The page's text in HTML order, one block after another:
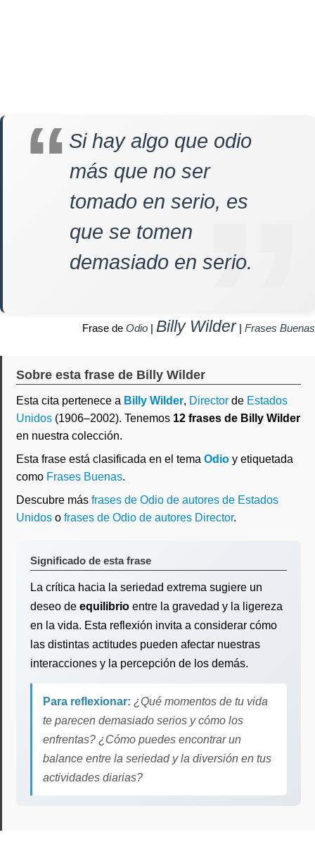
Si hay algo que odio
más que no ser
tomado en serio, es
que se tomen
demasiado en serio.
Frase de Odio | Billy Wilder| Frases Buenas
Sobre esta frase de Billy Wilder
Esta cita pertenece a Billy Wilder, Director de Estados
Unidos (1906–2002). Tenemos 12 frases de Billy Wilder
en nuestra colección.
Esta frase está clasificada en el tema Odio y etiquetada
como Frases Buenas.
Descubre más frases de Odio de autores de Estados
Unidos o frases de Odio de autores Director.
Significado de esta frase
La crítica hacia la seriedad extrema sugiere un
deseo de equilibrio entre la gravedad y la ligereza
en la vida. Esta reflexión invita a considerar cómo
las distintas actitudes pueden afectar nuestras
interacciones y la percepción de los demás.
Para reflexionar: ¿Qué momentos de tu vida
te parecen demasiado serios y cómo los
enfrentas? ¿Cómo puedes encontrar un
balance entre la seriedad y la diversión en tus
actividades diarias?